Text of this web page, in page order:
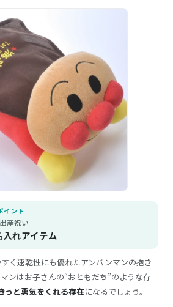
イント
産祝い
れアイテム
く速乾性にも優れたアンパンマンの抱き
ンはお子さんの“おともだち”のような存
っと勇気をくれる存在になるでしょう。